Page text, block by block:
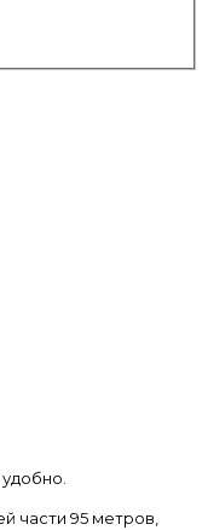
части 95 метров,